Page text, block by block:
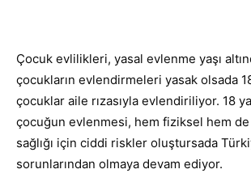
Çocuk evlilikleri, yasal evlenme yaşı
çocukların evlendirmeleri yasak olsada
çocuklar aile rızasıyla evlendiriliyor. 18
çocuğun evlenmesi, hem fiziksel hem
sağlığı için ciddi riskler oluştursada
sorunlarından olmaya devam ediyor.